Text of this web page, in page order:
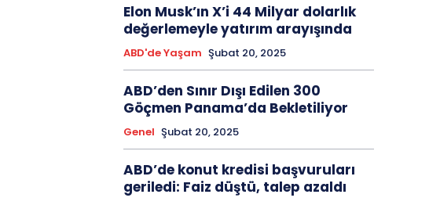
Elon Musk’ın X’i 44 Milyar dolarlık
değerlemeyle yatırım arayışında
ABD'de Yaşam Şubat 20, 2025
ABD’den Sınır Dışı Edilen 300
Göçmen Panama’da Bekletiliyor
Genel Şubat 20, 2025
ABD’de konut kredisi başvuruları
geriledi: Faiz düştü, talep azaldı